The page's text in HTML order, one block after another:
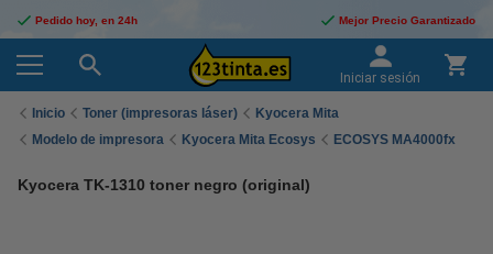
Pedido hoy, en 24h Mejor Precio Garantizado
Iniciar sesión
Inicio Toner (impresoras láser)
Kyocera Mita
Modelo de impresora
Kyocera Mita Ecosys ECOSYS MA4000fx
Kyocera TK-1310 toner negro (original)